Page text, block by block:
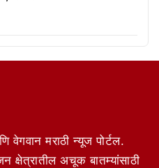
वेगवान मराठी न्यूज पोर्टल.
क्षेत्रातील अचूक बातम्यांसाठी